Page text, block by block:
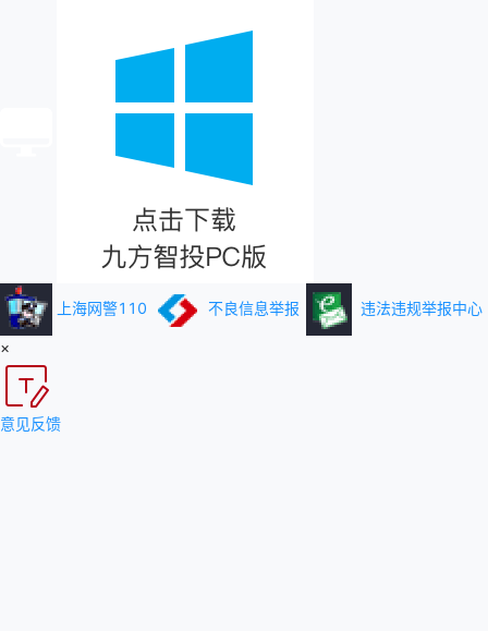
上海网警110 不良信息举报 违法违规举报中心
×
意见反馈